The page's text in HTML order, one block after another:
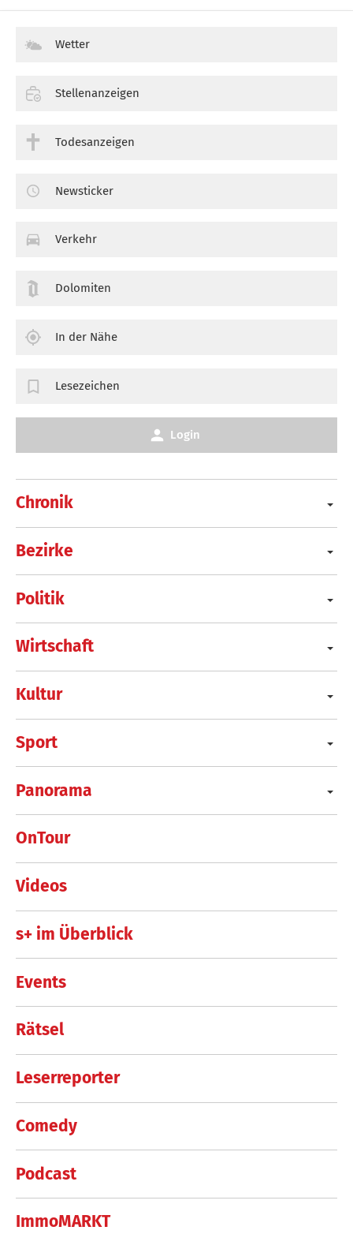
Chronik
Bezirke
Politik
Wirtschaft
Kultur
Sport
Panorama
OnTour
Videos
s+ im Überblick
Events
Rätsel
Leserreporter
Comedy
Podcast
ImmoMARKT
Wetter
Stellenanzeigen
Todesanzeigen
Newsticker
Verkehr
Dolomiten
In der Nähe
Lesezeichen
Login